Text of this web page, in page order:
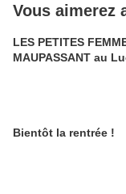
Vous aimerez
LES PETITES
MAUPASSANT au
Bientôt la rentrée !